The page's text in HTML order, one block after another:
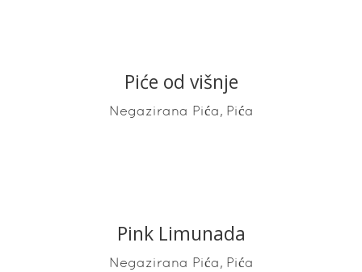
READ MORE
Piće od višnje
Negazirana Pića, Pića
READ MORE
Pink Limunada
Negazirana Pića, Pića